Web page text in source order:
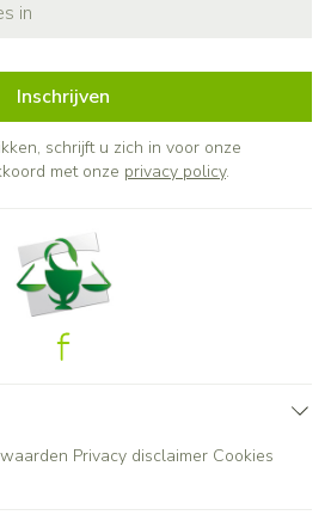
Inschrijven
schrijft u zich in voor onze
met onze privacy policy.
Privacy disclaimer Cookies